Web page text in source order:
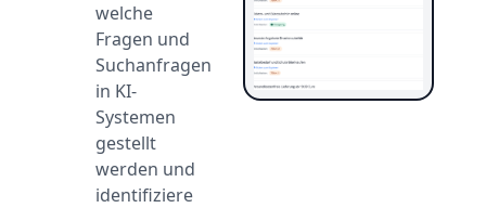
welche
Fragen und
Suchanfragen
in KI-
Systemen
gestellt
werden und
identifiziere